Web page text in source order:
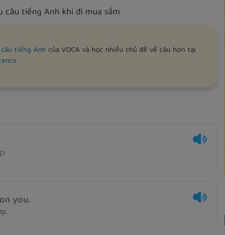
câu tiếng Anh khi đi mua sắm
tiếng Anh của VOCA và học nhiều chủ đề về câu hơn tại
you.